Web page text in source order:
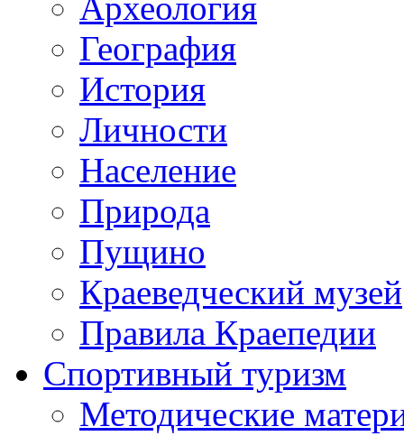
География
История
Личности
Население
Природа
Пущино
Краеведческий музей
Правила Краепедии
Спортивный туризм
Методические